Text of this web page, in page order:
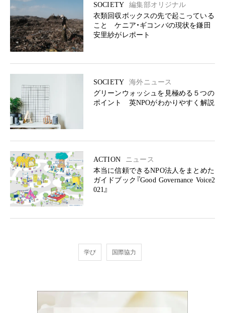
SOCIETY
編集部オリジナル
衣類回収ボックスの先で起こっている
こと ケニア・ギコンバの現状を鎌田
安里紗がレポート
SOCIETY
海外ニュース
グリーンウォッシュを見極める５つの
ポイント 英NPOがわかりやすく解説
ACTION
ニュース
本当に信頼できるNPO法人をまとめた
ガイドブック『Good Governance Voice2
021』
学び 国際協力